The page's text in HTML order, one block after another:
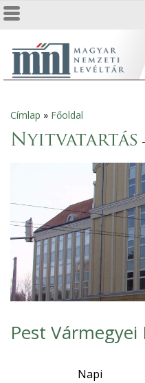
Jelenlegi
hely
Címlap » Főoldal
Nyitvatartás
Pest
Napi